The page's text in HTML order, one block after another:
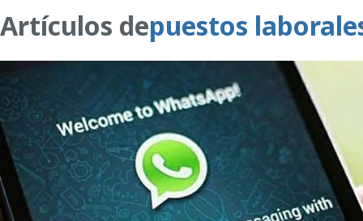
Artículos depuestos